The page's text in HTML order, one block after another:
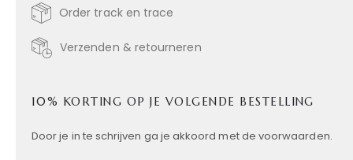
Order track en trace
Verzenden & retourneren
10% KORTING OP JE VOLGENDE BESTELLING
Door je in te schrijven ga je akkoord met de voorwaarden.